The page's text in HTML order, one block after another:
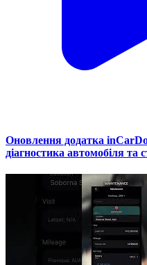
Оновлення додатка
діагностика автомобіля та